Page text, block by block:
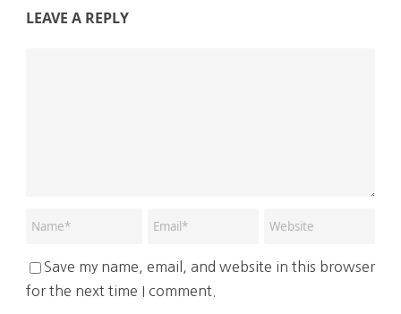
LEAVE A REPLY
Save my name, email, and website in this browser
for the next time I comment.